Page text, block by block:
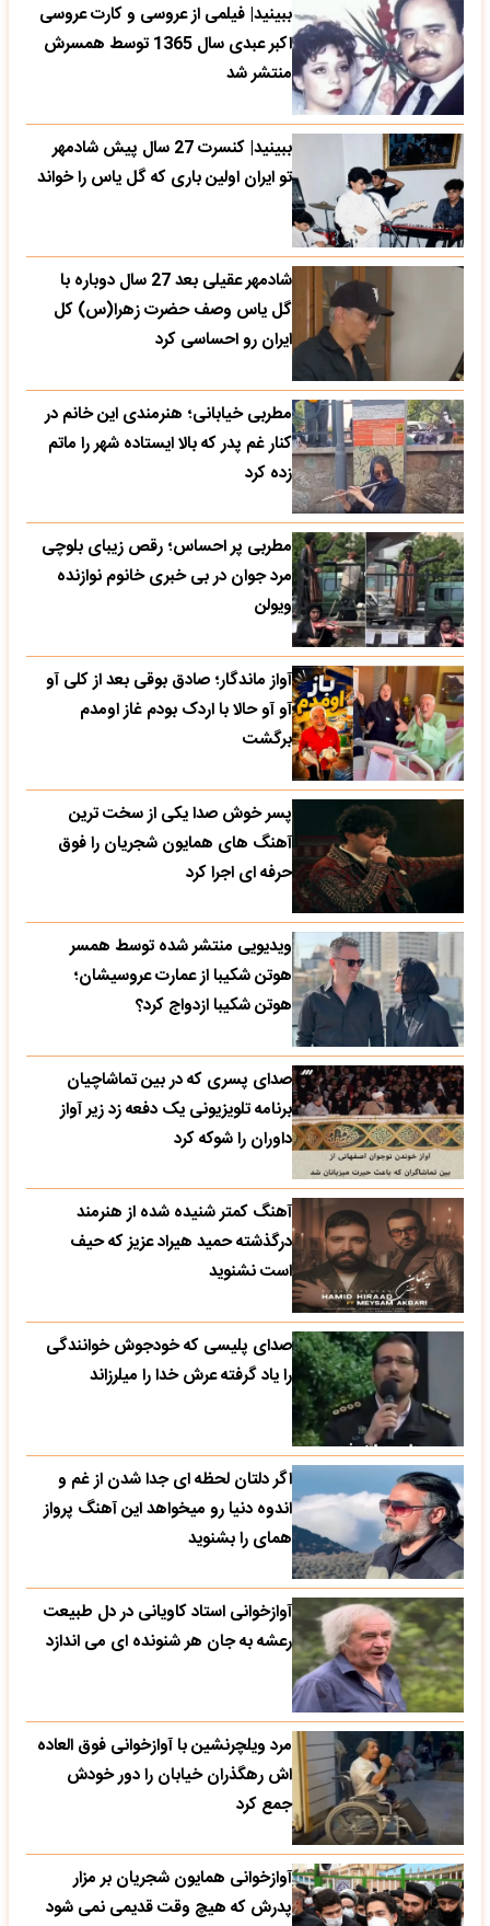
ببینید| فیلمی از عروسی و کارت عروسی
اکبر عبدی سال 1365 توسط همسرش
منتشر شد
ببینید| کنسرت 27 سال پیش شادمهر
تو ایران اولین باری که گل یاس را خواند
شادمهر عقیلی بعد 27 سال دوباره با
گل یاس وصف حضرت زهرا(س) کل
ایران رو احساسی کرد
مطربی خیابانی؛ هنرمندی این خانم در
کنار غم پدر که بالا ایستاده شهر را ماتم
زده کرد
مطربی پر احساس؛ رقص زیبای بلوچی
مرد جوان در بی خبری خانوم نوازنده
ویولن
آواز ماندگار؛ صادق بوقی بعد از کلی آو
آو آو حالا با اردک بودم غاز اومدم
برگشت
پسر خوش صدا یکی از سخت ترین
آهنگ های همایون شجریان را فوق
حرفه ای اجرا کرد
ویدیویی منتشر شده توسط همسر
هوتن شکیبا از عمارت عروسیشان؛
هوتن شکیبا ازدواج کرد؟
صدای پسری که در بین تماشاچیان
برنامه تلویزیونی یک دفعه زد زیر آواز
داوران را شوکه کرد
آهنگ کمتر شنیده شده از هنرمند
درگذشته حمید هیراد عزیز که حیف
است نشنوید
صدای پلیسی که خودجوش خوانندگی
را یاد گرفته عرش خدا را میلرزاند
اگر دلتان لحظه ای جدا شدن از غم و
اندوه دنیا رو میخواهد این آهنگ پرواز
همای را بشنوید
آوازخوانی استاد کاویانی در دل طبیعت
رعشه به جان هر شنونده ای می اندازد
مرد ویلچرنشین با آوازخوانی فوق العاده
اش رهگذران خیابان را دور خودش
جمع کرد
آوازخوانی همایون شجریان بر مزار
پدرش که هیچ وقت قدیمی نمی شود